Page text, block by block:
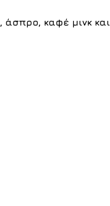
, άσπρο, καφέ μινκ και